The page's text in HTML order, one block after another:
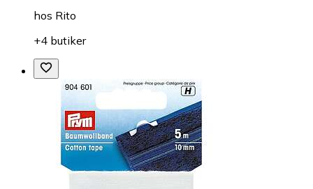
hos Rito
+4 butiker